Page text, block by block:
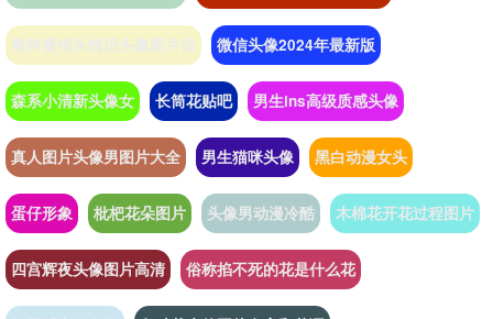
奥特曼情头情侣头像图片动 微信头像2024年最新版
森系小清新头像女 长筒花贴吧 男生ins高级质感头像
真人图片头像男图片大全 男生猫咪头像 黑白动漫女头
蛋仔形象 枇杷花朵图片 头像男动漫冷酷 木棉花开花过程图片
四宫辉夜头像图片高清 俗称掐不死的花是什么花